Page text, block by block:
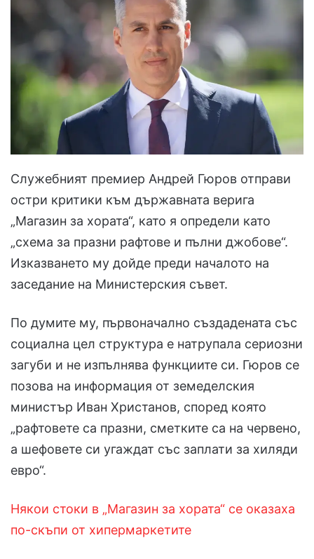
Служебният премиер Андрей Гюров отправи
остри критики към държавната верига
„Магазин за хората“, като я определи като
„схема за празни рафтове и пълни джобове“.
Изказването му дойде преди началото на
заседание на Министерския съвет.
По думите му, първоначално създадената със
социална цел структура е натрупала сериозни
загуби и не изпълнява функциите си. Гюров се
позова на информация от земеделския
министър Иван Христанов, според която
„рафтовете са празни, сметките са на червено,
а шефовете си угаждат със заплати за хиляди
евро“.
Някои стоки в „Магазин за хората“ се оказаха
по-скъпи от хипермаркетите